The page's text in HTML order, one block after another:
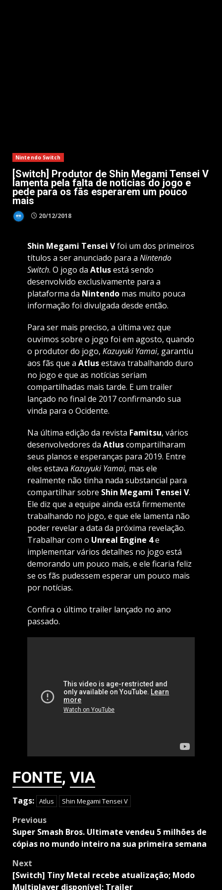
Nintendo Switch
[Switch] Produtor de Shin Megami Tensei V
lamenta pela falta de notícias do jogo e
pede para os fãs esperarem um pouco
mais
20/12/2018
Shin Megami Tensei Vfoi um dos primeiros
títulos a ser anunciado para a Nintendo
Switch. O jogo da Atlusestá sendo
desenvolvido exclusivamente para a
plataforma da Nintendomas muito pouca
informação foi divulgada desde então.
Para ser mais preciso, a última vez que
ouvimos sobre o jogo foi em agosto, quando
o produtor do jogo, Kazuyuki Yamai, garantiu
aos fãs que a Atlusestava trabalhando duro
no jogo e que as notícias seriam
compartilhadas mais tarde. E um trailer
lançado no final de 2017 confirmando sua
vinda para o Ocidente.
Na última edição da revista Famitsu, vários
desenvolvedores da Atluscompartilharam
seus planos e esperanças para 2019. Entre
eles estava Kazuyuki Yamai, mas ele
realmente não tinha nada substancial para
compartilhar sobre Shin Megami Tensei V.
Ele diz que a equipe ainda está firmemente
trabalhando no jogo, e que ele lamenta não
poder revelar a data da próxima revelação.
Trabalhar com o Unreal Engine 4e
implementar vários detalhes no jogo está
demorando um pouco mais, e ele ficaria feliz
se os fãs pudessem esperar um pouco mais
por notícias.
Confira o último trailer lançado no ano
passado.
FONTE, VIA
Tags: Atlus Shin Megami Tensei V
Post
navigation
Previous
Super Smash Bros. Ultimate vendeu 5 milhões de
cópias no mundo inteiro na sua primeira semana
Next
[Switch] Tiny Metal recebe atualização; Modo
Multiplayer disponível; Trailer